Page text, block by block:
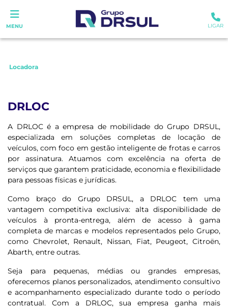
MENU LIGAR
Locadora
DRLOC
A DRLOC é a empresa de mobilidade do Grupo DRSUL,
especializada em soluções completas de locação de
veículos, com foco em gestão inteligente de frotas e carros
por assinatura. Atuamos com excelência na oferta de
serviços que garantem praticidade, economia e flexibilidade
para pessoas físicas e jurídicas.
Como braço do Grupo DRSUL, a DRLOC tem uma
vantagem competitiva exclusiva: alta disponibilidade de
veículos à pronta-entrega, além de acesso à gama
completa de marcas e modelos representados pelo Grupo,
como Chevrolet, Renault, Nissan, Fiat, Peugeot, Citroën,
Abarth, entre outras.
Seja para pequenas, médias ou grandes empresas,
oferecemos planos personalizados, atendimento consultivo
e acompanhamento especializado durante todo o período
contratual. Com a DRLOC, sua empresa ganha mais